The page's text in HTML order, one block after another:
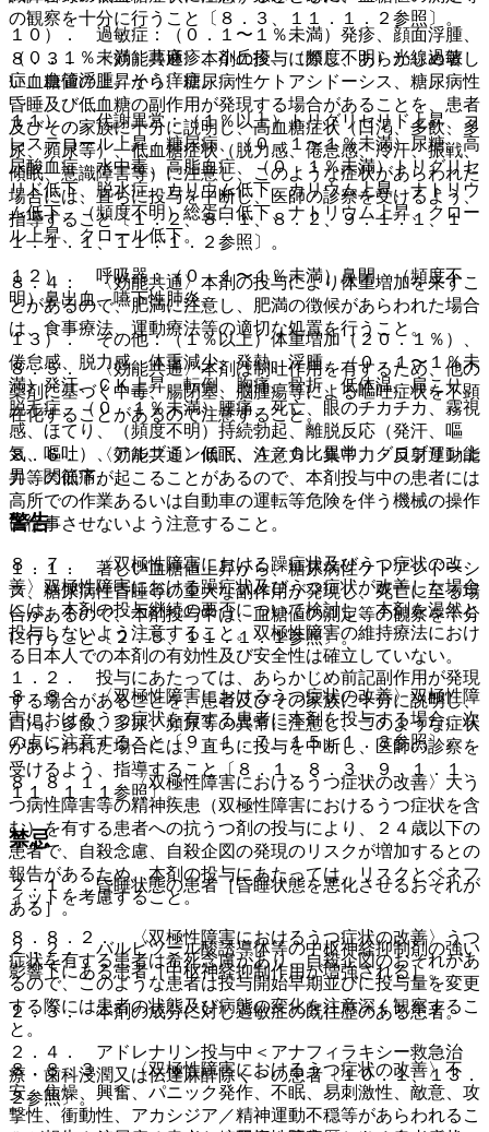
の観察を十分に行うこと〔８．３、１１．１．２参照〕。
８．３． 〈効能共通〉本剤の投与に際し、あらかじめ著し
い血糖値の上昇から、糖尿病性ケトアシドーシス、糖尿病性
昏睡及び低血糖の副作用が発現する場合があることを、患者
及びその家族に十分に説明し、高血糖症状（口渇、多飲、多
尿、頻尿等）、低血糖症状（脱力感、倦怠感、冷汗、振戦、
傾眠、意識障害等）に注意し、このような症状があらわれた
場合には、直ちに投与を中断し、医師の診察を受けるよう、
指導すること〔１．２、８．１、８．２、９．１．１、１
１．１．１、１１．１．２参照〕。
８．４． 〈効能共通〉本剤の投与により体重増加を来すこ
とがあるので、肥満に注意し、肥満の徴候があらわれた場合
は、食事療法、運動療法等の適切な処置を行うこと。
８．５． 〈効能共通〉本剤は制吐作用を有するため、他の
薬剤に基づく中毒、腸閉塞、脳腫瘍等による嘔吐症状を不顕
在化することがあるので注意すること。
８．６． 〈効能共通〉傾眠、注意力・集中力・反射運動能
力等の低下が起こることがあるので、本剤投与中の患者には
高所での作業あるいは自動車の運転等危険を伴う機械の操作
に従事させないよう注意すること。
８．７． 〈双極性障害における躁症状及びうつ症状の改
善〉双極性障害における躁症状及びうつ症状が改善した場合
には、本剤の投与継続の要否について検討し、本剤を漫然と
投与しないよう注意すること。双極性障害の維持療法におけ
る日本人での本剤の有効性及び安全性は確立していない。
８．８． 〈双極性障害におけるうつ症状の改善〉双極性障
害におけるうつ症状を有する患者に本剤を投与する場合、次
の点に注意すること〔９．１．７、１５．１．３参照〕。
８．８．１． 〈双極性障害におけるうつ症状の改善〉大う
つ病性障害等の精神疾患（双極性障害におけるうつ症状を含
む）を有する患者への抗うつ剤の投与により、２４歳以下の
患者で、自殺念慮、自殺企図の発現のリスクが増加するとの
報告があるため、本剤の投与にあたっては、リスクとベネフ
ィットを考慮すること。
８．８．２． 〈双極性障害におけるうつ症状の改善〉うつ
症状を有する患者は希死念慮があり、自殺企図のおそれがあ
るので、このような患者は投与開始早期並びに投与量を変更
する際には患者の状態及び病態の変化を注意深く観察するこ
と。
８．８．３． 〈双極性障害におけるうつ症状の改善〉不
安、焦燥、興奮、パニック発作、不眠、易刺激性、敵意、攻
撃性、衝動性、アカシジア／精神運動不穏等があらわれるこ
１０）． 過敏症：（０．１〜１％未満）発疹、顔面浮腫、
（０．１％未満）蕁麻疹、小丘疹、（頻度不明）光線過敏
症、血管浮腫、そう痒症。
１１）． 代謝異常：（１％以上）トリグリセリド上昇、コ
レステロール上昇、糖尿病、（０．１〜１％未満）尿糖、高
尿酸血症、水中毒、高脂血症、（０．１％未満）トリグリセ
リド低下、脱水症、カリウム低下、カリウム上昇、ナトリウ
ム低下、（頻度不明）総蛋白低下、ナトリウム上昇、クロー
ル上昇、クロール低下。
１２）． 呼吸器：（０．１〜１％未満）鼻閉、（頻度不
明）鼻出血、嚥下性肺炎。
１３）． その他：（１％以上）体重増加（２０．１％）、
倦怠感、脱力感、体重減少、発熱、浮腫、（０．１〜１％未
満）発汗、ＣＫ上昇、転倒、胸痛、骨折、低体温、肩こり、
脱毛症、（０．１％未満）腰痛、死亡、眼のチカチカ、霧視
感、ほてり、（頻度不明）持続勃起、離脱反応（発汗、嘔
気、嘔吐）、アルブミン低下、Ａ／Ｇ比異常、グロブリン上
昇、関節痛。
警告
１．１． 著しい血糖値上昇から、糖尿病性ケトアシドーシ
ス、糖尿病性昏睡等の重大な副作用が発現し、死亡に至る場
合があるので、本剤投与中は、血糖値の測定等の観察を十分
に行うこと〔２．５、１１．１．１参照〕。
１．２． 投与にあたっては、あらかじめ前記副作用が発現
する場合があることを、患者及びその家族に十分に説明し、
口渇、多飲、多尿、頻尿等の異常に注意し、このような症状
があらわれた場合には、直ちに投与を中断し、医師の診察を
受けるよう、指導すること〔８．１、８．３、９．１．１、
１１．１．１参照〕。
禁忌
２．１． 昏睡状態の患者［昏睡状態を悪化させるおそれが
ある］。
２．２． バルビツール酸誘導体等の中枢神経抑制剤の強い
影響下にある患者［中枢神経抑制作用が増強される］。
２．３． 本剤の成分に対し過敏症の既往歴のある患者。
２．４． アドレナリン投与中＜アナフィラキシー救急治
療・歯科浸潤又は伝達麻酔除く＞の患者〔１０．１、１３．
２参照〕。